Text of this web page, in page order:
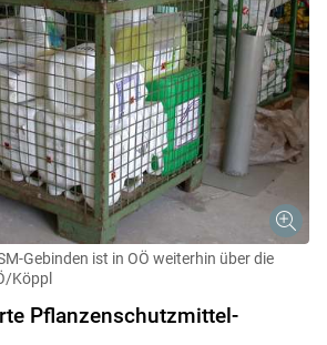
Gebinden ist in OÖ weiterhin über die
Köppl
Pflanzenschutzmittel-